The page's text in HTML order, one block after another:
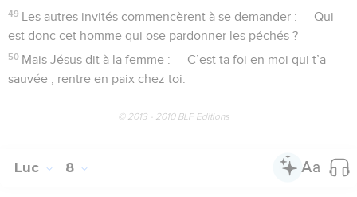
49 Les autres invités commencèrent à se demander : — Qui
est donc cet homme qui ose pardonner les péchés ?
50 Mais Jésus dit à la femme : — C’est ta foi en moi qui t’a
sauvée ; rentre en paix chez toi.
© 2013 - 2010 BLF Editions
Luc 8